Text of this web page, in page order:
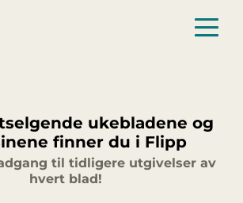
ukebladene og
finner du i Flipp
til tidligere utgivelser av
hvert blad!